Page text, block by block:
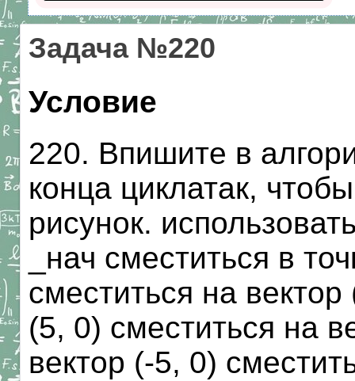
Задача №220
Условие
220. Впишите в
конца циклатак,
рисунок.
_нач сместиться в
сместиться на
(5, 0) сместиться на
вектор (-5, 0)